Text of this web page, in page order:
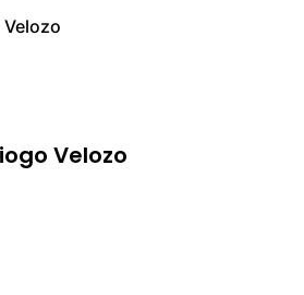
Velozo